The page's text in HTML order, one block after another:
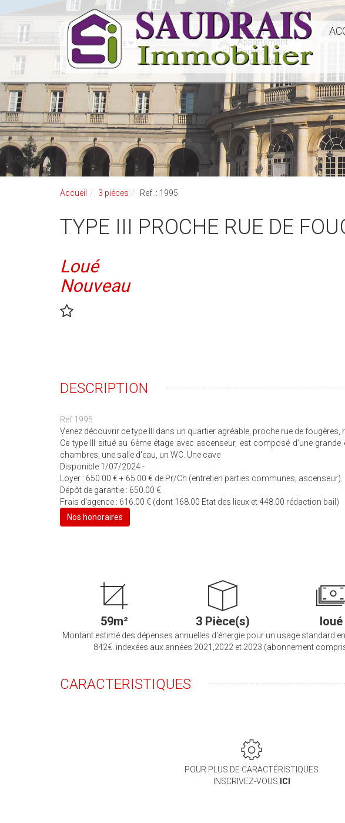
Accueil 3 pièces Ref. : 1995
TYPE III PROCHE RUE DE
Loué
Nouveau
DESCRIPTION
Ref 1995
Venez découvrir ce type III dans un quartier agréable, proche rue de fougères,
Ce type III situé au 6ème étage avec ascenseur, est composé d'une
chambres, une salle d'eau, un WC. Une cave
Disponible 1/07/2024 -
Loyer : 650.00 € + 65.00 € de Pr/Ch (entretien parties communes, ascenseur).
Dépôt de garantie : 650.00 €
Frais d'agence : 616.00 € (dont 168.00 Etat des lieux et 448.00 rédaction bail)
Nos honoraires
59m² 3 Pièce(s) loué
Montant estimé des dépenses annuelles d'énergie pour un usage standard
842€. indexées aux années 2021,2022 et 2023 (abonnement
CARACTERISTIQUES
POUR PLUS DE CARACTÉRISTIQUES
INSCRIVEZ-VOUS ICI